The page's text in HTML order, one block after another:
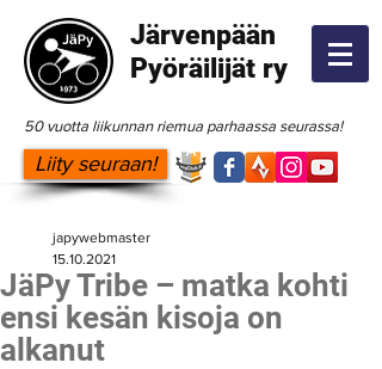
Järvenpään
Pyöräilijät ry
50 vuotta liikunnan riemua parhaassa seurassa!
Liity seuraan!
JäPy Tribe – matka kohti
ensi kesän kisoja on
alkanut
japywebmaster
15.10.2021